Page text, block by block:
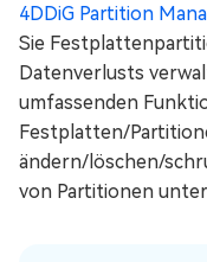
4DDiG Partition
Sie
Datenverlusts
umfassenden
Festplatten/
ändern/löschen/
von Partitionen